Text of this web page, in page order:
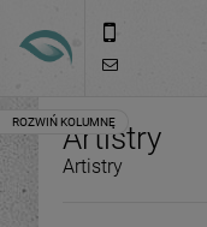
Artistry
Artistry